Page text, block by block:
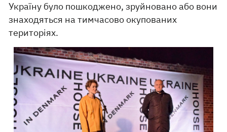
Україну було пошкоджено, зруйновано або вони
знаходяться на тимчасово окупованих
територіях.